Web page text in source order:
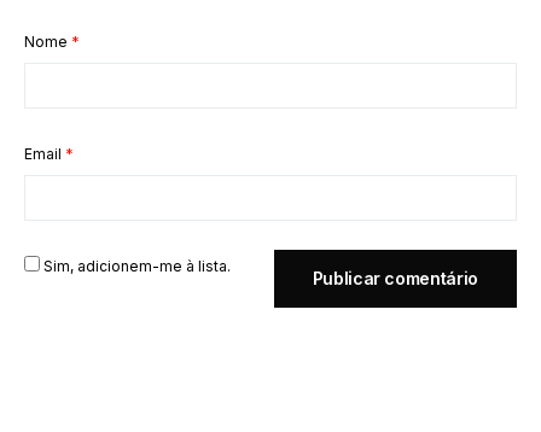
Nome *
Email *
Sim, adicionem-me à lista.